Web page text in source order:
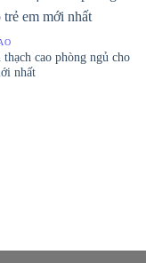
thạch cao phòng ngủ cho
nhất